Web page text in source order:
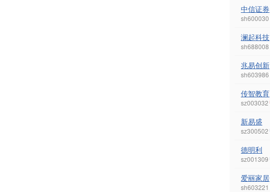
中信证券
sh600030
澜起科技
sh688008
兆易创新
sh603986
传智教育
sz003032
新易盛
sz300502
德明利
sz001309
爱丽家居
sh603221